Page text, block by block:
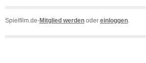
Spielfilm.de-Mitglied werden oder einloggen